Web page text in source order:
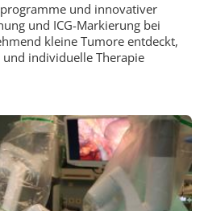
und innovativer
und ICG-Markierung bei
kleine Tumore entdeckt,
individuelle Therapie